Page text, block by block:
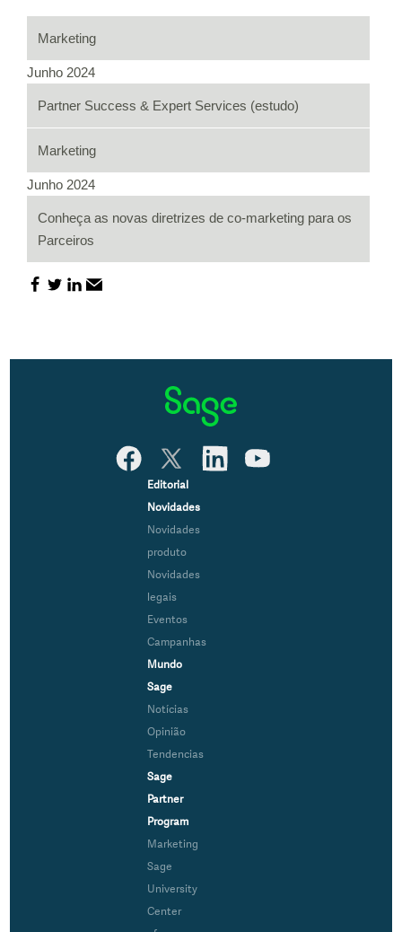
Marketing
Junho 2024
Partner Success & Expert Services (estudo)
Marketing
Junho 2024
Conheça as novas diretrizes de co-marketing para os
Parceiros
Editorial
Novidades
Novidades
produto
Novidades
legais
Eventos
Campanhas
Mundo
Sage
Notícias
Opinião
Tendencias
Sage
Partner
Program
Marketing
Sage
University
Center